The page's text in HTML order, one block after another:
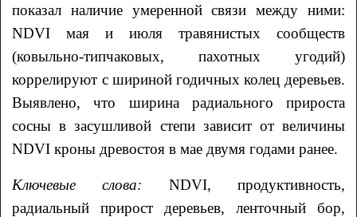
показал наличие умеренной связи между ними:
NDVI мая и июля травянистых сообществ
(ковыльно-типчаковых, пахотных угодий)
коррелируют с шириной годичных колец деревьев.
Выявлено, что ширина радиального прироста
сосны в засушливой степи зависит от величины
NDVI кроны древостоя в мае двумя годами ранее.
Ключевые слова: NDVI, продуктивность,
радиальный прирост деревьев, ленточный бор,